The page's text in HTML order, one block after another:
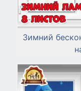
Зимний